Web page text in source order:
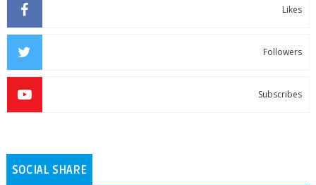
Likes
Followers
Subscribes
SOCIAL SHARE